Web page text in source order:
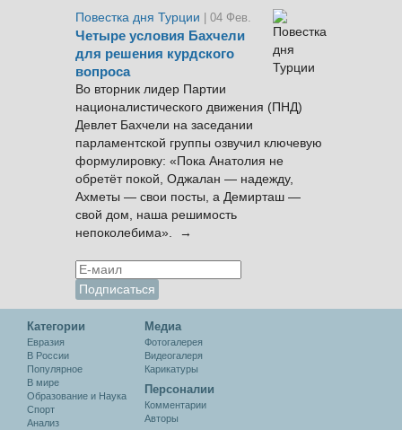
Повестка дня Турции
| 04 Фев.
Четыре условия Бахчели
для решения курдского
вопроса
Во вторник лидер Партии
националистического движения (ПНД)
Девлет Бахчели на заседании
парламентской группы озвучил ключевую
формулировку: «Пока Анатолия не
обретёт покой, Оджалан — надежду,
Ахметы — свои посты, а Демирташ —
свой дом, наша решимость
непоколебима». →
Категории
Евразия
В России
Популярное
В мире
Образование и Наука
Спорт
Анализ
Медиа
Фотогалерея
Видеогалеря
Карикатуры
Персоналии
Комментарии
Авторы